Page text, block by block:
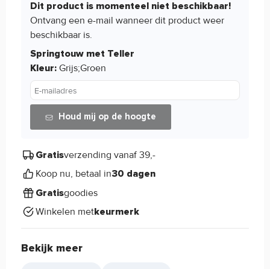
Dit product is momenteel niet beschikbaar!
Ontvang een e-mail wanneer dit product weer
beschikbaar is.
Springtouw met Teller
Kleur: Grijs;Groen
E-mailadres
Houd mij op de hoogte
Gratisverzending vanaf 39,-
Koop nu, betaal in30 dagen
Gratisgoodies
Winkelen metkeurmerk
Bekijk meer